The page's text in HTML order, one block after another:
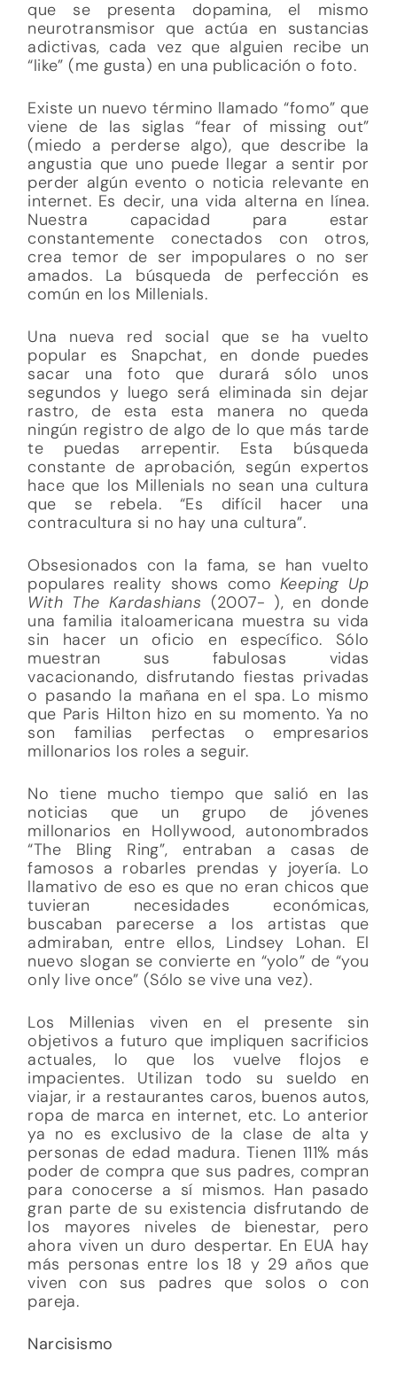
que se presenta dopamina, el mismo
neurotransmisor que actúa en sustancias
adictivas, cada vez que alguien recibe un
“like” (me gusta) en una publicación o foto.
Existe un nuevo término llamado “fomo” que
viene de las siglas “fear of missing out”
(miedo a perderse algo), que describe la
angustia que uno puede llegar a sentir por
perder algún evento o noticia relevante en
internet. Es decir, una vida alterna en línea.
Nuestra capacidad para estar
constantemente conectados con otros,
crea temor de ser impopulares o no ser
amados. La búsqueda de perfección es
común en los Millenials.
Una nueva red social que se ha vuelto
popular es Snapchat, en donde puedes
sacar una foto que durará sólo unos
segundos y luego será eliminada sin dejar
rastro, de esta esta manera no queda
ningún registro de algo de lo que más tarde
te puedas arrepentir. Esta búsqueda
constante de aprobación, según expertos
hace que los Millenials no sean una cultura
que se rebela. “Es difícil hacer una
contracultura si no hay una cultura”.
Obsesionados con la fama, se han vuelto
populares reality shows comoKeeping Up
With The Kardashians (2007- ), en donde
una familia italoamericana muestra su vida
sin hacer un oficio en específico. Sólo
muestran sus fabulosas vidas
vacacionando, disfrutando fiestas privadas
o pasando la mañana en el spa. Lo mismo
que Paris Hilton hizo en su momento. Ya no
son familias perfectas o empresarios
millonarios los roles a seguir.
No tiene mucho tiempo que salió en las
noticias que un grupo de jóvenes
millonarios en Hollywood, autonombrados
“The Bling Ring”, entraban a casas de
famosos a robarles prendas y joyería. Lo
llamativo de eso es que no eran chicos que
tuvieran necesidades económicas,
buscaban parecerse a los artistas que
admiraban, entre ellos, Lindsey Lohan. El
nuevo slogan se convierte en “yolo” de “you
only live once” (Sólo se vive una vez).
Los Millenias viven en el presente sin
objetivos a futuro que impliquen sacrificios
actuales, lo que los vuelve flojos e
impacientes. Utilizan todo su sueldo en
viajar, ir a restaurantes caros, buenos autos,
ropa de marca en internet, etc. Lo anterior
ya no es exclusivo de la clase de alta y
personas de edad madura. Tienen 111% más
poder de compra que sus padres, compran
para conocerse a sí mismos. Han pasado
gran parte de su existencia disfrutando de
los mayores niveles de bienestar, pero
ahora viven un duro despertar. En EUA hay
más personas entre los 18 y 29 años que
viven con sus padres que solos o con
pareja.
Narcisismo